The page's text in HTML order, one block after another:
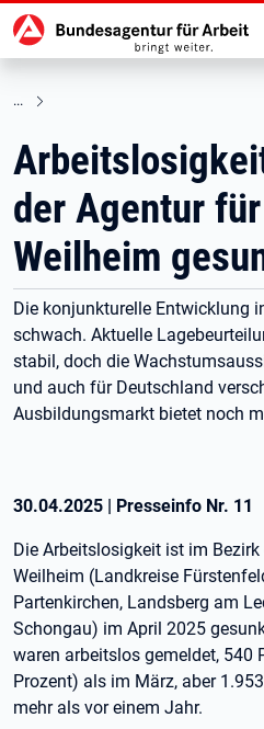
zu den Hauptinhalten springen
Hauptnavigation
der Agentur
Weilheim
Die konjunkturelle Entwicklung
schwach. Aktuelle
stabil, doch die
und auch für Deutschland
Ausbildungsmarkt bietet noch
30.04.2025 | Presseinfo Nr. 11
Die Arbeitslosigkeit ist im
Weilheim (Landkreise
Partenkirchen, Landsberg am
Schongau) im April 2025
waren arbeitslos gemeldet, 540
Prozent) als im März, aber
mehr als vor einem Jahr.